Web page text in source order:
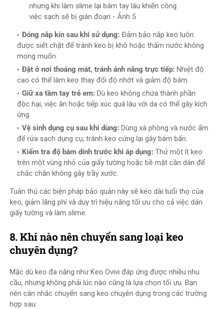
nhưng khi làm slime lại bám tay lâu khiến công
việc sạch sẽ bị gián đoạn - Ảnh 5
Đóng nắp kín sau khi sử dụng: Đảm bảo nắp keo luôn
được siết chặt để tránh keo bị khô hoặc thấm nước không
mong muốn.
Đặt ở nơi thoáng mát, tránh ánh nắng trực tiếp: Nhiệt độ
cao có thể làm keo thay đổi độ nhớt và giảm độ bám.
Giữ xa tầm tay trẻ em: Dù keo không chứa thành phần
độc hại, việc ăn hoặc tiếp xúc quá lâu với da có thể gây kích
ứng.
Vệ sinh dụng cụ sau khi dùng: Dùng xà phòng và nước ấm
để rửa sạch dụng cụ, tránh keo cứng lại gây bám bẩn.
Kiểm tra độ bám dính trước khi áp dụng: Thử một ít keo
trên một vùng nhỏ của giấy tường hoặc bề mặt cần dán để
chắc chắn không gây trầy xước.
Tuân thủ các biện pháp bảo quản này sẽ kéo dài tuổi thọ của
keo, giảm lãng phí và duy trì hiệu năng tối ưu cho cả việc dán
giấy tường và làm slime.
8. Khi nào nên chuyển sang loại keo
chuyên dụng?
Mặc dù keo đa năng như Keo Ovivi đáp ứng được nhiều nhu
cầu, nhưng không phải lúc nào cũng là lựa chọn tối ưu. Bạn
nên cân nhắc chuyển sang keo chuyên dụng trong các trường
hợp sau: